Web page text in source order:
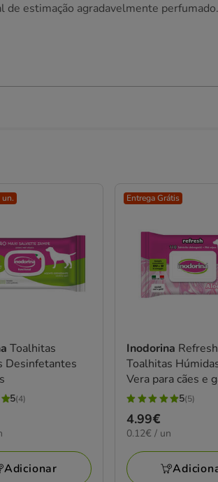
estimação agradavelmente perfumado.
un.
Toalhitas
Desinfetantes
5(4)
Adicionar
Entrega Grátis
Inodorina Refresh
Toalhitas
Vera para cães e
5
estrelas
com
5
avaliações
5(5)
Preço
4.99€
4.99€
0.12€
UN
0.12€ / un